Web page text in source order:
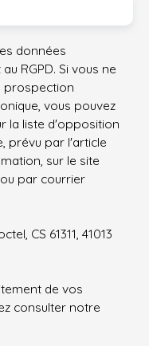
données
RGPD. Si vous ne
prospection
vous pouvez
la liste d'opposition
prévu par l'article
sur le site
par courrier
CS 61311, 41013
de vos
consulter notre